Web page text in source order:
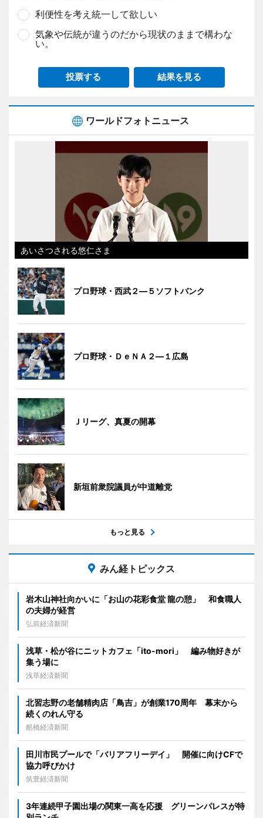
利便性を考え統一して欲しい
気象や伝統が違うのだから現状のままで構わな
い。
投票する 結果を見る
ワールドフォトニュース
あいさつされる悠仁さま
プロ野球・西武２―５ソフトバンク
プロ野球・ＤｅＮＡ２―１広島
Ｊリーグ、真夏の開幕
新垣前衆院議員が中道離党
もっと見る
みん経トピックス
岩木山神社向かいに「お山の花彩食堂 龍の憩」 和食職人
の夫婦が経営
弘前経済新聞
浅草・松が谷にニットカフェ「ito-mori」 編み物好きが
集う場に
浅草経済新聞
北習志野の老舗精肉店「鳥吉」が創業170周年 幕末から
続くのれん守る
船橋経済新聞
田川市民プールで「バリアフリーデイ」 開催に向けCFで
協力呼びかけ
筑豊経済新聞
3年連続甲子園出場の関東一高を応援 グリーンパレスが特